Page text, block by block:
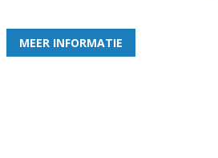
MEER INFORMATIE